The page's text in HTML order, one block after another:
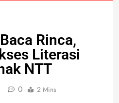
Rinca,
Literasi
NTT
0 2 Mins